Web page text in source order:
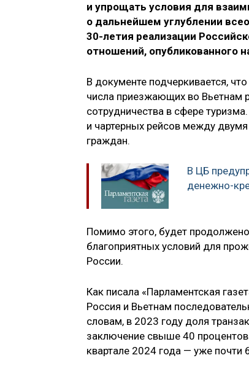
и упрощать условия для
о дальнейшем углублении
30-летия реализации
отношений, опубликованного
В документе подчеркивается,
числа приезжающих во Вьетнам
сотрудничества в сфере
и чартерных рейсов между
граждан.
В ЦБ
денежно-
Помимо этого, будет
благоприятных условий для
России.
Как писала «Парламентская
Россия и Вьетнам
словам, в 2023 году доля
заключение свыше 40
квартале 2024 года — уже почти